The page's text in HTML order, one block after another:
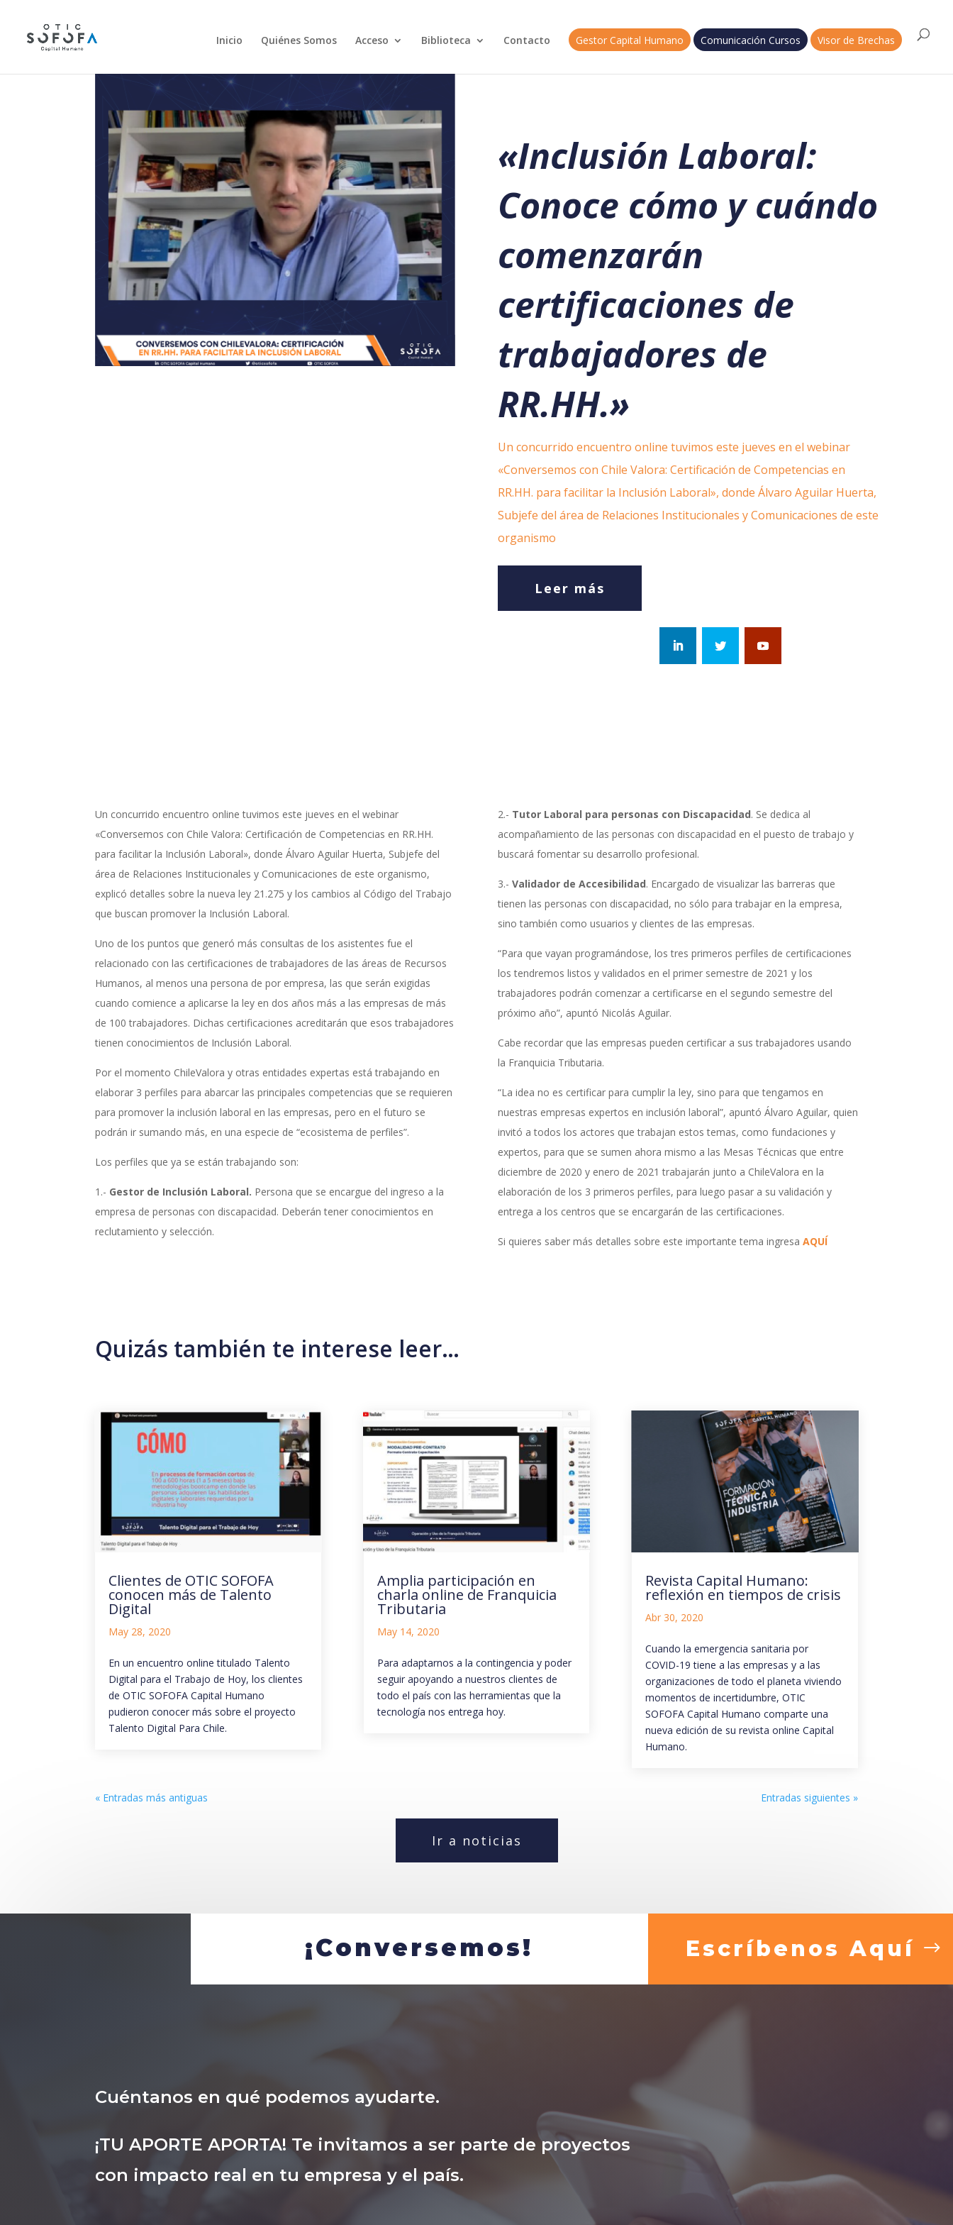
Inicio Quiénes Somos Acceso Biblioteca Contacto Gestor Capital Humano Comunicación Cursos Visor de Brechas
«Inclusión Laboral:
Conoce cómo y cuándo
comenzarán
certificaciones de
trabajadores de
RR.HH.»
Un concurrido encuentro online tuvimos este jueves en el webinar
«Conversemos con Chile Valora: Certificación de Competencias en
RR.HH. para facilitar la Inclusión Laboral», donde Álvaro Aguilar Huerta,
Subjefe del área de Relaciones Institucionales y Comunicaciones de este
organismo
Leer más
Un concurrido encuentro online tuvimos este jueves en el webinar
«Conversemos con Chile Valora: Certificación de Competencias en RR.HH.
para facilitar la Inclusión Laboral», donde Álvaro Aguilar Huerta, Subjefe del
área de Relaciones Institucionales y Comunicaciones de este organismo,
explicó detalles sobre la nueva ley 21.275 y los cambios al Código del Trabajo
que buscan promover la Inclusión Laboral.
Uno de los puntos que generó más consultas de los asistentes fue el
relacionado con las certificaciones de trabajadores de las áreas de Recursos
Humanos, al menos una persona de por empresa, las que serán exigidas
cuando comience a aplicarse la ley en dos años más a las empresas de más
de 100 trabajadores. Dichas certificaciones acreditarán que esos trabajadores
tienen conocimientos de Inclusión Laboral.
Por el momento ChileValora y otras entidades expertas está trabajando en
elaborar 3 perfiles para abarcar las principales competencias que se requieren
para promover la inclusión laboral en las empresas, pero en el futuro se
podrán ir sumando más, en una especie de “ecosistema de perfiles”.
Los perfiles que ya se están trabajando son:
1.- Gestor de Inclusión Laboral. Persona que se encargue del ingreso a la
empresa de personas con discapacidad. Deberán tener conocimientos en
reclutamiento y selección.
2.- Tutor Laboral para personas con Discapacidad. Se dedica al
acompañamiento de las personas con discapacidad en el puesto de trabajo y
buscará fomentar su desarrollo profesional.
3.- Validador de Accesibilidad. Encargado de visualizar las barreras que
tienen las personas con discapacidad, no sólo para trabajar en la empresa,
sino también como usuarios y clientes de las empresas.
“Para que vayan programándose, los tres primeros perfiles de certificaciones
los tendremos listos y validados en el primer semestre de 2021 y los
trabajadores podrán comenzar a certificarse en el segundo semestre del
próximo año”, apuntó Nicolás Aguilar.
Cabe recordar que las empresas pueden certificar a sus trabajadores usando
la Franquicia Tributaria.
“La idea no es certificar para cumplir la ley, sino para que tengamos en
nuestras empresas expertos en inclusión laboral”, apuntó Álvaro Aguilar, quien
invitó a todos los actores que trabajan estos temas, como fundaciones y
expertos, para que se sumen ahora mismo a las Mesas Técnicas que entre
diciembre de 2020 y enero de 2021 trabajarán junto a ChileValora en la
elaboración de los 3 primeros perfiles, para luego pasar a su validación y
entrega a los centros que se encargarán de las certificaciones.
Si quieres saber más detalles sobre este importante tema ingresa AQUÍ
Quizás también te interese leer…
Clientes de OTIC SOFOFA
conocen más de Talento
Digital
May 28, 2020
En un encuentro online titulado Talento
Digital para el Trabajo de Hoy, los clientes
de OTIC SOFOFA Capital Humano
pudieron conocer más sobre el proyecto
Talento Digital Para Chile.
Amplia participación en
charla online de Franquicia
Tributaria
May 14, 2020
Para adaptarnos a la contingencia y poder
seguir apoyando a nuestros clientes de
todo el país con las herramientas que la
tecnología nos entrega hoy.
Revista Capital Humano:
reflexión en tiempos de crisis
Abr 30, 2020
Cuando la emergencia sanitaria por
COVID-19 tiene a las empresas y a las
organizaciones de todo el planeta viviendo
momentos de incertidumbre, OTIC
SOFOFA Capital Humano comparte una
nueva edición de su revista online Capital
Humano.
« Entradas más antiguas Entradas siguientes »
Ir a noticias
¡Conversemos! Escríbenos Aquí
Cuéntanos en qué podemos ayudarte.
¡TU APORTE APORTA! Te invitamos a ser parte de proyectos
con impacto real en tu empresa y el país.